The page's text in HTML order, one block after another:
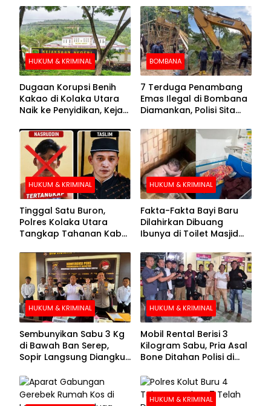
HUKUM & KRIMINAL
Dugaan Korupsi Benih
Kakao di Kolaka Utara
Naik ke Penyidikan, Kejari
BOMBANA
7 Terduga Penambang
Emas Ilegal di Bombana
Diamankan, Polisi Sita
Crusher
HUKUM & KRIMINAL
Tinggal Satu Buron,
Polres Kolaka Utara
Tangkap Tahanan Kabur
Pengejaran
HUKUM & KRIMINAL
Fakta-Fakta Bayi Baru
Dilahirkan Dibuang
Ibunya di Toilet Masjid
HUKUM & KRIMINAL
Sembunyikan Sabu 3 Kg
di Bawah Ban Serep,
Sopir Langsung Diangkut
HUKUM & KRIMINAL
Mobil Rental Berisi 3
Kilogram Sabu, Pria Asal
Bone Ditahan Polisi di
HUKUM & KRIMINAL